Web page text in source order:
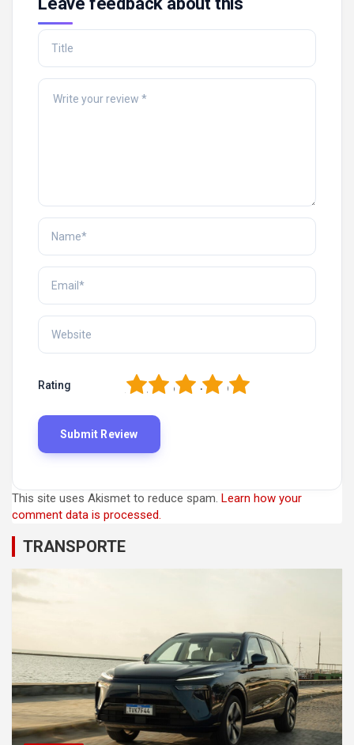
Rating 5
4
3
2
This site uses Akismet to reduce spam. Learn how your
comment data is processed.
TRANSPORTE